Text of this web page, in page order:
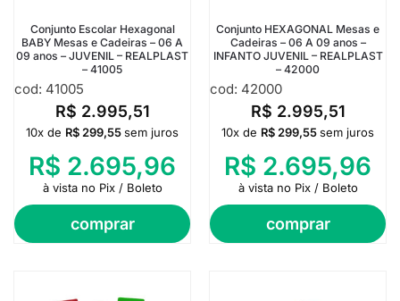
Conjunto Escolar Hexagonal
BABY Mesas e Cadeiras – 06 A
09 anos – JUVENIL – REALPLAST
– 41005
cod: 41005
R$ 2.995,51
comprar
10x de R$ 299,55sem juros
R$ 2.695,96
à vista no Pix / Boleto
Conjunto HEXAGONAL Mesas e
Cadeiras – 06 A 09 anos –
INFANTO JUVENIL – REALPLAST
– 42000
cod: 42000
R$ 2.995,51
comprar
10x de R$ 299,55sem juros
R$ 2.695,96
à vista no Pix / Boleto